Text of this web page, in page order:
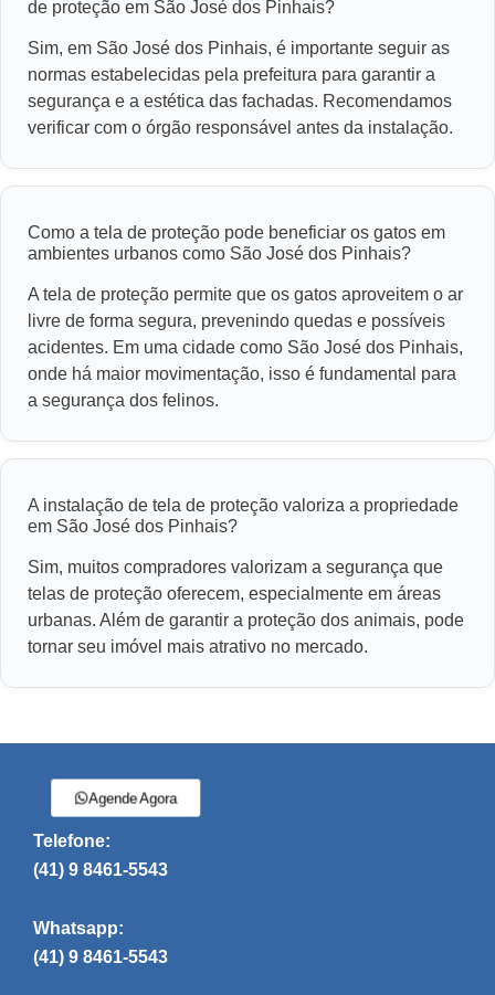
de proteção em São José dos Pinhais?
Sim, em São José dos Pinhais, é importante seguir as
normas estabelecidas pela prefeitura para garantir a
segurança e a estética das fachadas. Recomendamos
verificar com o órgão responsável antes da instalação.
Como a tela de proteção pode beneficiar os gatos em
ambientes urbanos como São José dos Pinhais?
A tela de proteção permite que os gatos aproveitem o ar
livre de forma segura, prevenindo quedas e possíveis
acidentes. Em uma cidade como São José dos Pinhais,
onde há maior movimentação, isso é fundamental para
a segurança dos felinos.
A instalação de tela de proteção valoriza a propriedade
em São José dos Pinhais?
Sim, muitos compradores valorizam a segurança que
telas de proteção oferecem, especialmente em áreas
urbanas. Além de garantir a proteção dos animais, pode
tornar seu imóvel mais atrativo no mercado.
Agende Agora
Telefone:
(41) 9 8461-5543
Whatsapp:
(41) 9 8461-5543